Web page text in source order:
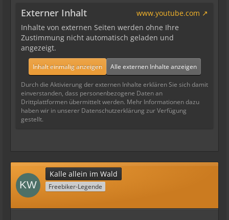
Externer Inhalt
www.youtube.com
Inhalte von externen Seiten werden ohne Ihre
Zustimmung nicht automatisch geladen und
angezeigt.
Inhalt einmalig anzeigen Alle externen Inhalte anzeigen
Durch die Aktivierung der externen Inhalte erklären Sie sich damit
einverstanden, dass personenbezogene Daten an
Drittplattformen übermittelt werden. Mehr Informationen dazu
haben wir in unserer Datenschutzerklärung zur Verfügung
gestellt.
Kalle allein im Wald
Freebiker-Legende